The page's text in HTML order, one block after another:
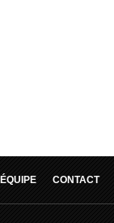
ÉQUIPE CONTACT